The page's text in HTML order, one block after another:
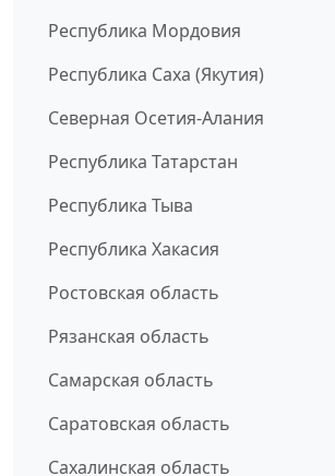
Республика Мордовия
Республика Саха (Якутия)
Северная Осетия-Алания
Республика Татарстан
Республика Тыва
Республика Хакасия
Ростовская область
Рязанская область
Самарская область
Саратовская область
Сахалинская область